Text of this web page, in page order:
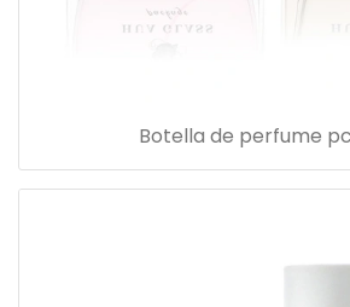
Botella de perfume